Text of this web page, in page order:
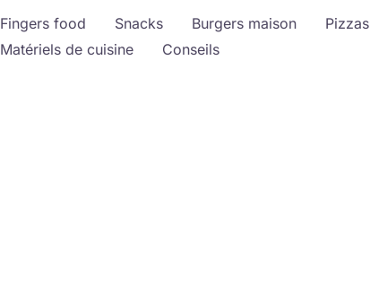
Fingers food Snacks Burgers maison Pizzas
Matériels de cuisine
Conseils